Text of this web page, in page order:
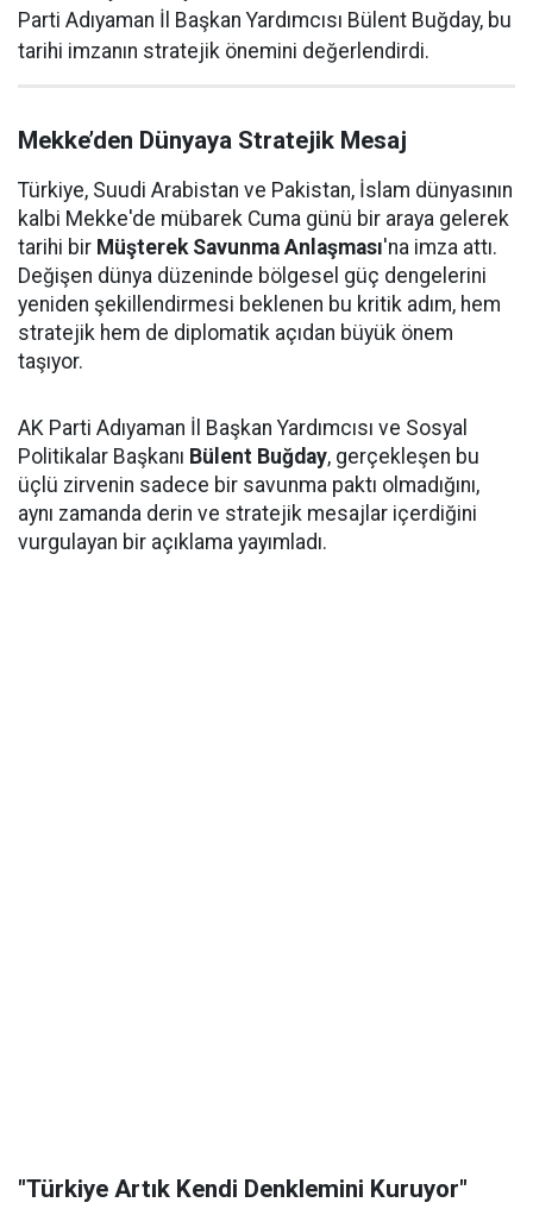
Parti Adıyaman İl Başkan Yardımcısı Bülent Buğday, bu
tarihi imzanın stratejik önemini değerlendirdi.
Mekke’den Dünyaya Stratejik Mesaj
Türkiye, Suudi Arabistan ve Pakistan, İslam dünyasının
kalbi Mekke'de mübarek Cuma günü bir araya gelerek
tarihi bir Müşterek Savunma Anlaşması'na imza attı.
Değişen dünya düzeninde bölgesel güç dengelerini
yeniden şekillendirmesi beklenen bu kritik adım, hem
stratejik hem de diplomatik açıdan büyük önem
taşıyor.
AK Parti Adıyaman İl Başkan Yardımcısı ve Sosyal
Politikalar Başkanı Bülent Buğday, gerçekleşen bu
üçlü zirvenin sadece bir savunma paktı olmadığını,
aynı zamanda derin ve stratejik mesajlar içerdiğini
vurgulayan bir açıklama yayımladı.
"Türkiye Artık Kendi Denklemini Kuruyor"